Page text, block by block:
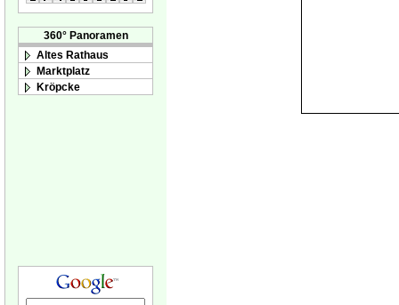
360° Panoramen
Altes Rathaus
Marktplatz
Kröpcke